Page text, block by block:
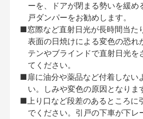
ーを、ドアが閉まる勢いを緩め
戸ダンパーをお勧めします。
■窓際など直射日光が長時間当た
表面の日焼けによる変色の恐れ
テンやブラインドで直射日光を
てください。
■扉に油分や薬品など付着しない
い。しみや変色の原因となりま
■上り口など段差のあるところに
でください。引戸の下車が下レ